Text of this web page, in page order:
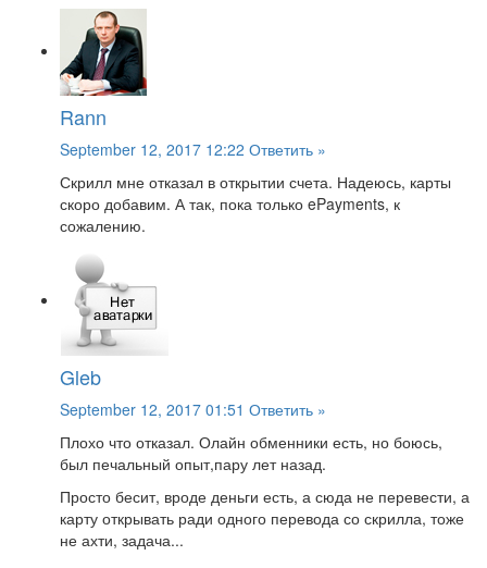
Rann
September 12, 2017 12:22 Ответить »
Скрилл мне отказал в открытии счета. Надеюсь, карты
скоро добавим. А так, пока только ePayments, к
сожалению.
Gleb
September 12, 2017 01:51 Ответить »
Плохо что отказал. Олайн обменники есть, но боюсь,
был печальный опыт,пару лет назад.
Просто бесит, вроде деньги есть, а сюда не перевести, а
карту открывать ради одного перевода со скрилла, тоже
не ахти, задача...